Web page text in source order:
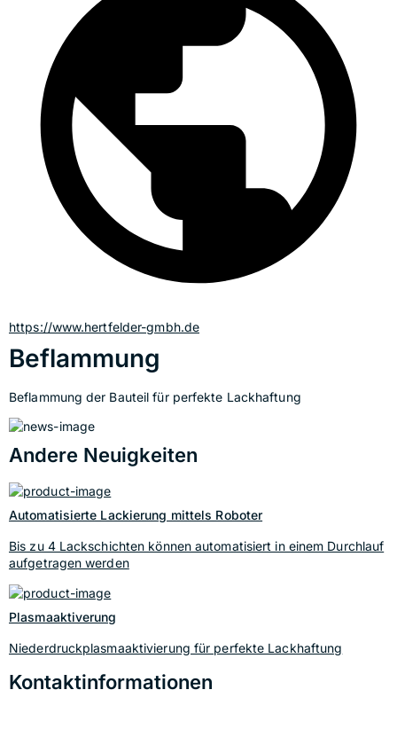
https://www.hertfelder-gmbh.de
Beflammung
Beflammung der Bauteil für perfekte Lackhaftung
Andere Neuigkeiten
Automatisierte Lackierung mittels Roboter
Bis zu 4 Lackschichten können automatisiert in einem Durchlauf
aufgetragen werden
Plasmaaktiverung
Niederdruckplasmaaktivierung für perfekte Lackhaftung
Kontaktinformationen